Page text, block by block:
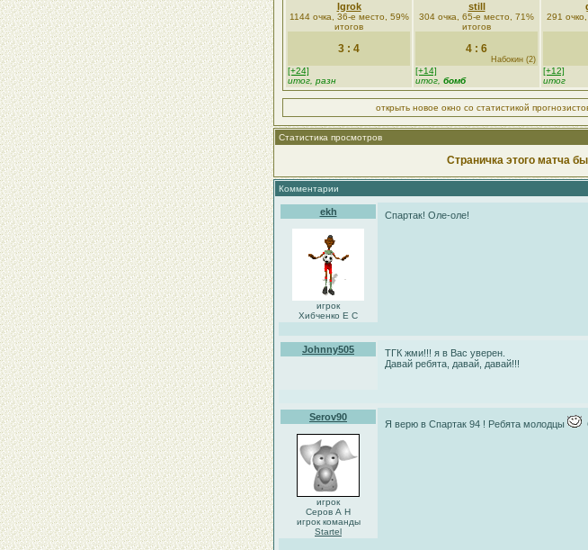
Igrok
1144 очка, 36-е место, 59%
итогов
3 : 4
[+24]
итог, разн
still
304 очка, 65-е место, 71%
итогов
4 : 6
Набокин (2)
[+14]
итог, бомб
291
[+12]
итог
открыть новое окно со статистикой
Статистика просмотров
Страничка этого матча
Комментарии
ekh
игрок
Хибченко Е С
Спартак! Оле-оле!
Johnny505
ТГК жми!!! я в Вас уверен.
Давай ребята, давай, давай!!!
Serov90
игрок
Серов А Н
игрок команды
Startel
Я верю в Спартак 94 ! Ребята молодцы